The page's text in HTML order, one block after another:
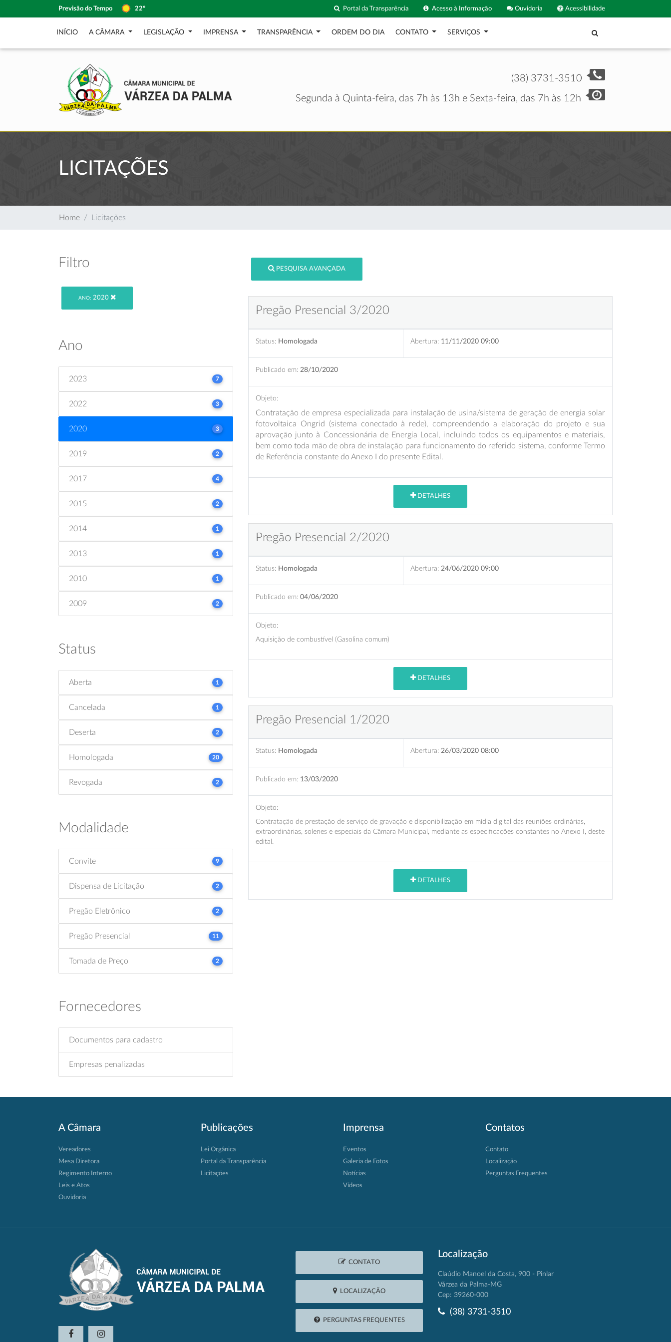
Previsão do Tempo 22º Acessibilidade
Ouvidoria
Acesso à Informação
Portal da Transparência
INÍCIO A CÂMARA LEGISLAÇÃO IMPRENSA TRANSPARÊNCIA ORDEM DO DIA CONTATO SERVIÇOS
(38) 3731-3510
Segunda à Quinta-feira, das 7h às 13h e Sexta-feira, das 7h às 12h
LICITAÇÕES
Home Licitações
Filtro
ANO: 2020
Ano
2023 7
2022 3
2020 3
2019 2
2017 4
2015 2
2014 1
2013 1
2010 1
2009 2
Status
Aberta 1
Cancelada 1
Deserta 2
Homologada 20
Revogada 2
Modalidade
Convite 9
Dispensa de Licitação 2
Pregão Eletrônico 2
Pregão Presencial 11
Tomada de Preço 2
Fornecedores
Documentos para cadastro
Empresas penalizadas
PESQUISA AVANÇADA
Pregão Presencial 3/2020
Status: Homologada Abertura: 11/11/2020 09:00
Publicado em: 28/10/2020
Objeto:
Contratação de empresa especializada para instalação de usina/sistema de geração de energia solar
fotovoltaica Ongrid (sistema conectado à rede), compreendendo a elaboração do projeto e sua
aprovação junto à Concessionária de Energia Local, incluindo todos os equipamentos e materiais,
bem como toda mão de obra de instalação para funcionamento do referido sistema, conforme Termo
de Referência constante do Anexo I do presente Edital.
DETALHES
Pregão Presencial 2/2020
Status: Homologada Abertura: 24/06/2020 09:00
Publicado em: 04/06/2020
Objeto:
Aquisição de combustível (Gasolina comum)
DETALHES
Pregão Presencial 1/2020
Status: Homologada Abertura: 26/03/2020 08:00
Publicado em: 13/03/2020
Objeto:
Contratação de prestação de serviço de gravação e disponibilização em mídia digital das reuniões ordinárias,
extraordinárias, solenes e especiais da Câmara Municipal, mediante as especificações constantes no Anexo I, deste
edital.
DETALHES
A Câmara
Vereadores
Mesa Diretora
Regimento Interno
Leis e Atos
Ouvidoria
Publicações
Lei Orgânica
Portal da Transparência
Licitações
Imprensa
Eventos
Galeria de Fotos
Notícias
Vídeos
Contatos
Contato
Localização
Perguntas Frequentes
CONTATO
LOCALIZAÇÃO
PERGUNTAS FREQUENTES
Localização
Claúdio Manoel da Costa, 900 - Pinlar
Várzea da Palma-MG
Cep: 39260-000
(38) 3731-3510